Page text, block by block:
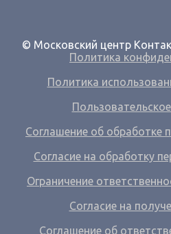
© Московский центр
Политика
Политика
Соглашение об обработке
Согласие на обработку
Ограничение
Согласие на
Соглашение об